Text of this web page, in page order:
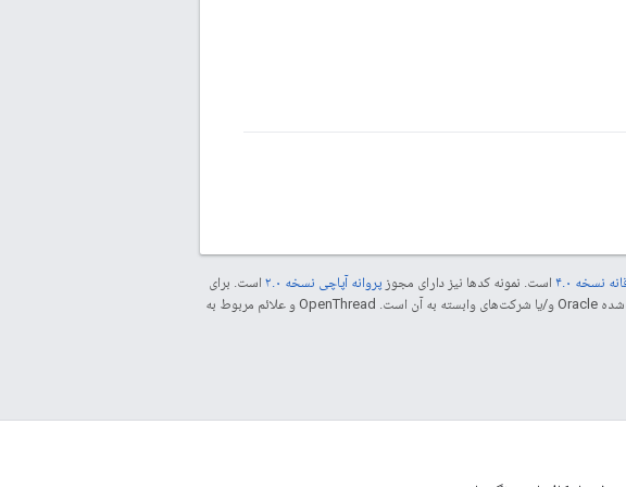
نسخه ۴.۰ است. نمونه کدها نیز دارای مجوز پروانه آپاچی نسخه ۲.۰
است. برای
مراجعه کنید. جاوا علامت تجاری ثبت‌شده Oracle و/یا شرکت‌های وابسته به آن است. ‫OpenThread و علائم مربوط به